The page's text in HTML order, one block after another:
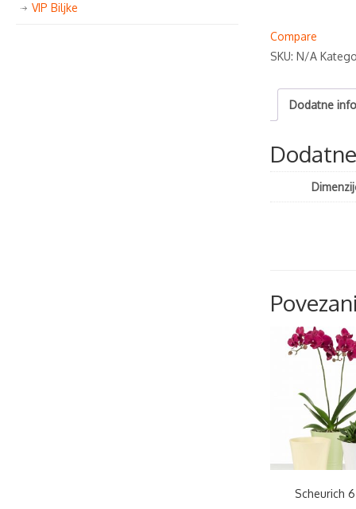
Compare
SKU: N/A
Dodatne
Scheurich
VIP Biljke